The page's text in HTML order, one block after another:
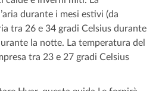
durante i mesi estivi (da
tra 26 e 34 gradi Celsius durante
la notte. La temperatura del
tra 23 e 27 gradi Celsius